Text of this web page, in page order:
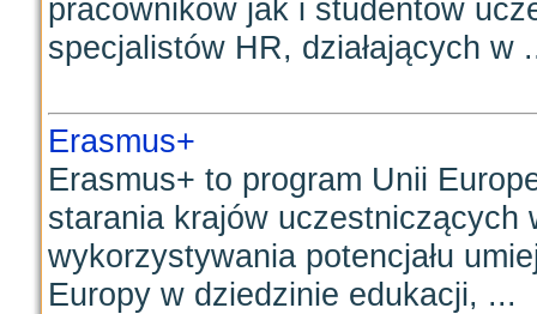
pracowników jak i studentów
specjalistów HR, działających w
Erasmus+
Erasmus+ to program Unii
starania krajów uczestniczących
wykorzystywania potencjału
Europy w dziedzinie edukacji, ...